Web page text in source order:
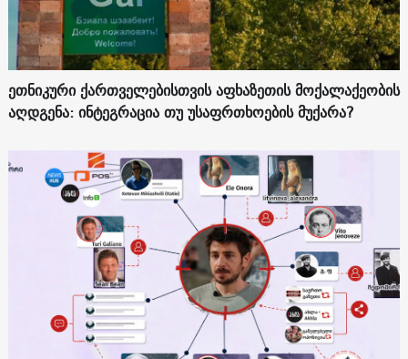
ეთნიკური ქართველებისთვის აფხაზეთის მოქალაქეობის
აღდგენა: ინტეგრაცია თუ უსაფრთხოების მუქარა?